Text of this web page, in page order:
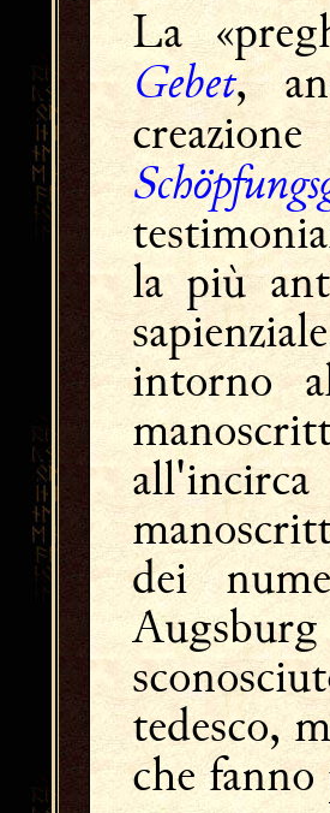
La
Gebet,
la più
intorno
dei
tedesco,
che fanno